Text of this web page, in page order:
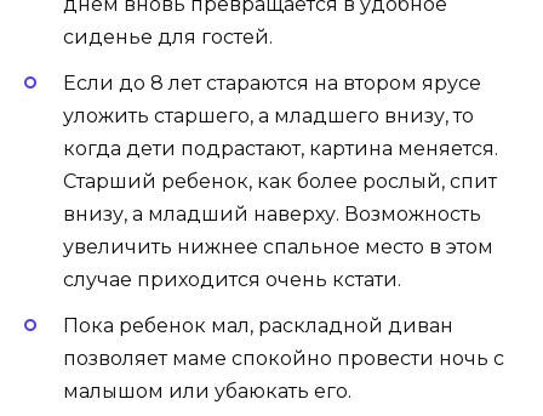
сиденье для гостей.
Если до 8 лет стараются на втором ярусе
уложить старшего, а младшего внизу, то
когда дети подрастают, картина меняется.
Старший ребенок, как более рослый, спит
внизу, а младший наверху. Возможность
увеличить нижнее спальное место в этом
случае приходится очень кстати.
Пока ребенок мал, раскладной диван
позволяет маме спокойно провести ночь с
малышом или убаюкать его.